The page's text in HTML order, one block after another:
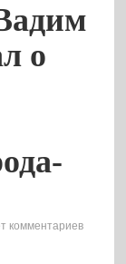
о
комментариев